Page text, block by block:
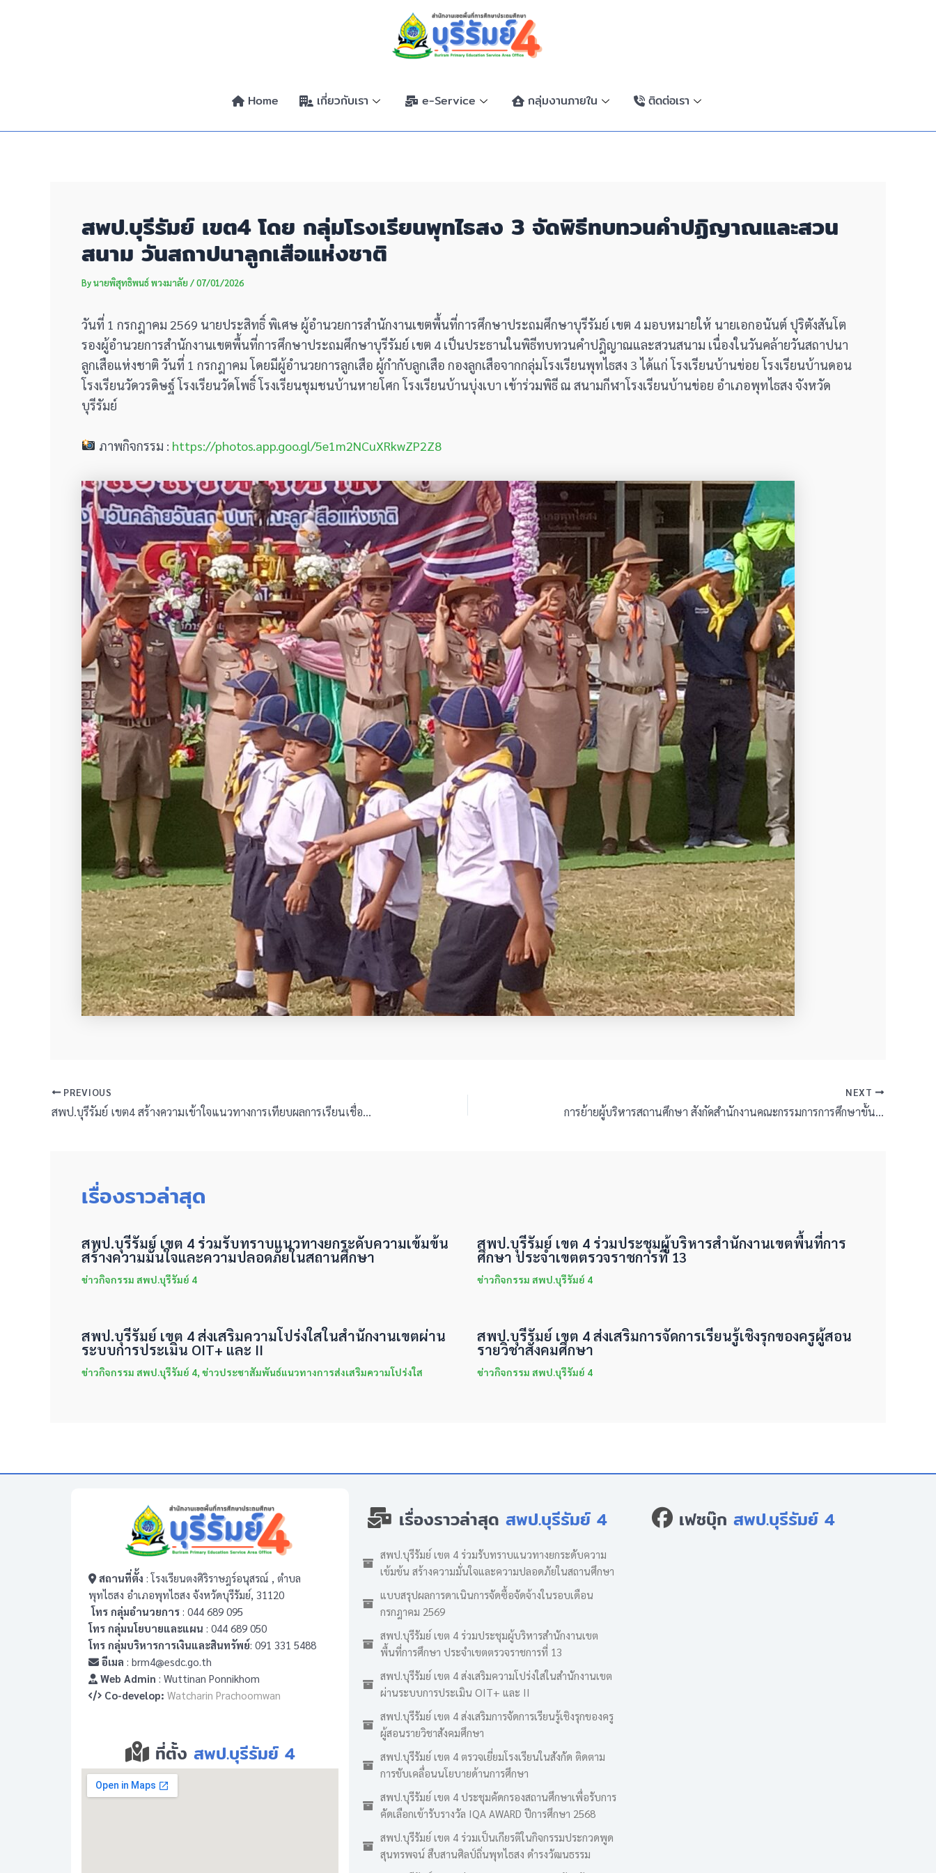
Home เกี่ยวกับเรา e-Service กลุ่มงานภายใน ติดต่อเรา
สพป.บุรีรัมย์ เขต4 โดย กลุ่มโรงเรียนพุทไธสง 3 จัดพิธีทบทวนคำปฏิญาณและสวน
สนาม วันสถาปนาลูกเสือแห่งชาติ
Byนายพิสุทธิพนธ์ พวงมาลัย/07/01/2026
วันที่ 1 กรกฎาคม 2569 นายประสิทธิ์ พิเศษ ผู้อำนวยการสำนักงานเขตพื้นที่การศึกษาประถมศึกษาบุรีรัมย์ เขต 4 มอบหมายให้ นายเอกอนันต์ ปุริตังสันโต
รองผู้อำนวยการสำนักงานเขตพื้นที่การศึกษาประถมศึกษาบุรีรัมย์ เขต 4 เป็นประธานในพิธีทบทวนคำปฎิญาณและสวนสนาม เนื่องในวันคล้ายวันสถาปนา
ลูกเสือแห่งชาติ วันที่ 1 กรกฎาคม โดยมีผู้อำนวยการลูกเสือ ผู้กำกับลูกเสือ กองลูกเสือจากกลุ่มโรงเรียนพุทไธสง 3 ได้แก่ โรงเรียนบ้านข่อย โรงเรียนบ้านดอน
โรงเรียนวัดวรดิษฐ์ โรงเรียนวัดโพธิ์ โรงเรียนชุมชนบ้านหายโศก โรงเรียนบ้านบุ่งเบา เข้าร่วมพิธี ณ สนามกีฬาโรงเรียนบ้านข่อย อำเภอพุทไธสง จังหวัด
บุรีรัมย์
ภาพกิจกรรม : https://photos.app.goo.gl/5e1m2NCuXRkwZP2Z8
PREVIOUS
สพป.บุรีรัมย์ เขต4 สร้างความเข้าใจแนวทางการเทียบผลการเรียนเชื่อมโยงหลักสูตรสู่การปฏิบัติ
NEXT
การย้ายผู้บริหารสถานศึกษา สังกัดสำนักงานคณะกรรมการการศึกษาขั้นพื้นฐาน ประจำปี พ.ศ. 2569
เรื่องราวล่าสุด
สพป.บุรีรัมย์ เขต 4 ร่วมรับทราบแนวทางยกระดับความเข้มข้น
สร้างความมั่นใจและความปลอดภัยในสถานศึกษา
ข่าวกิจกรรม สพป.บุรีรัมย์ 4
สพป.บุรีรัมย์ เขต 4 ร่วมประชุมผู้บริหารสำนักงานเขตพื้นที่การ
ศึกษา ประจำเขตตรวจราชการที่ 13
ข่าวกิจกรรม สพป.บุรีรัมย์ 4
สพป.บุรีรัมย์ เขต 4 ส่งเสริมความโปร่งใสในสำนักงานเขตผ่าน
ระบบการประเมิน OIT+ และ II
ข่าวกิจกรรม สพป.บุรีรัมย์ 4 ข่าวประชาสัมพันธ์แนวทางการส่งเสริมความโปร่งใส
สพป.บุรีรัมย์ เขต 4 ส่งเสริมการจัดการเรียนรู้เชิงรุกของครูผู้สอน
รายวิชาสังคมศึกษา
ข่าวกิจกรรม สพป.บุรีรัมย์ 4
สถานที่ตั้ง : โรงเรียนตงศิริราษฎร์อนุสรณ์ , ตำบล
พุทไธสง อำเภอพุทไธสง จังหวัดบุรีรัมย์, 31120
โทร กลุ่มอำนวยการ : 044 689 095
โทร กลุ่มนโยบายและแผน : 044 689 050
โทร กลุ่มบริหารการเงินและสินทรัพย์: 091 331 5488
อีเมล : brm4@esdc.go.th
Web Admin : Wuttinan Ponnikhom
Co-develop: Watcharin Prachoomwan
ที่ตั้ง สพป.บุรีรัมย์ 4
เรื่องราวล่าสุด สพป.บุรีรัมย์ 4
สพป.บุรีรัมย์ เขต 4 ร่วมรับทราบแนวทางยกระดับความ
เข้มข้น สร้างความมั่นใจและความปลอดภัยในสถานศึกษา
แบบสรุปผลการดาเนินการจัดซื้อจัดจ้างในรอบเดือน
กรกฎาคม 2569
สพป.บุรีรัมย์ เขต 4 ร่วมประชุมผู้บริหารสำนักงานเขต
พื้นที่การศึกษา ประจำเขตตรวจราชการที่ 13
สพป.บุรีรัมย์ เขต 4 ส่งเสริมความโปร่งใสในสำนักงานเขต
ผ่านระบบการประเมิน OIT+ และ II
สพป.บุรีรัมย์ เขต 4 ส่งเสริมการจัดการเรียนรู้เชิงรุกของครู
ผู้สอนรายวิชาสังคมศึกษา
สพป.บุรีรัมย์ เขต 4 ตรวจเยี่ยมโรงเรียนในสังกัด ติดตาม
การขับเคลื่อนนโยบายด้านการศึกษา
สพป.บุรีรัมย์ เขต 4 ประชุมคัดกรองสถานศึกษาเพื่อรับการ
คัดเลือกเข้ารับรางวัล IQA AWARD ปีการศึกษา 2568
สพป.บุรีรัมย์ เขต 4 ร่วมเป็นเกียรติในกิจกรรมประกวดพูด
สุนทรพจน์ สืบสานศิลป์ถิ่นพุทไธสง ดำรงวัฒนธรรม
เฟซบุ๊ก สพป.บุรีรัมย์ 4